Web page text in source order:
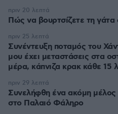
Πώς να βουρτσίζετε τη γάτα
πριν 20 λεπτά
Συνέντευξη ποταμός του
μου έχει μεταστάσεις στα
μέρα, κάπνιζα κρακ κάθε 15
πριν 25 λεπτά
Συνελήφθη ένα ακόμη μέλος
στο Παλαιό Φάληρο
πριν 29 λεπτά